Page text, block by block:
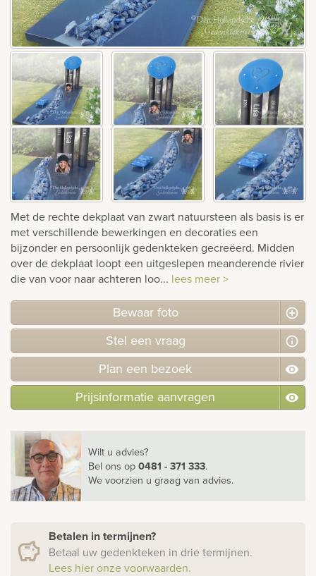
Met de rechte dekplaat van zwart natuursteen als basis is er
met verschillende bewerkingen en decoraties een
bijzonder en persoonlijk gedenkteken gecreëerd. Midden
over de dekplaat loopt een uitgeslepen meanderende rivier
die van voor naar achteren loo... lees meer >
Bewaar foto
Stel een vraag
Plan een bezoek
Prijsinformatie aanvragen
Wilt u advies?
Bel ons op0481 - 371 333.
We voorzien u graag van advies.
Betalen in termijnen?
Betaal uw gedenkteken in drie termijnen.
Lees hier onze voorwaarden.